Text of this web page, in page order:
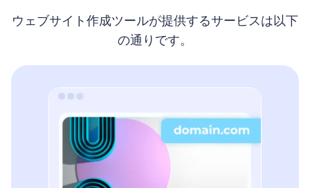
ウェブサイト作成ツールが提供するサービスは以下
の通りです。